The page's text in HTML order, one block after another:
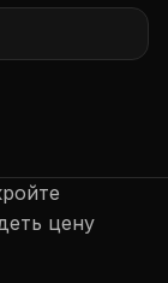
цену